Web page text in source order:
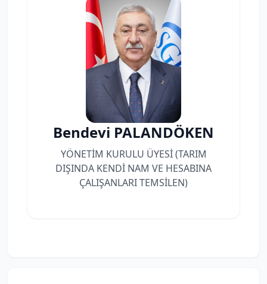
Bendevi PALANDÖKEN
YÖNETİM KURULU ÜYESİ (TARIM
DIŞINDA KENDİ NAM VE HESABINA
ÇALIŞANLARI TEMSİLEN)